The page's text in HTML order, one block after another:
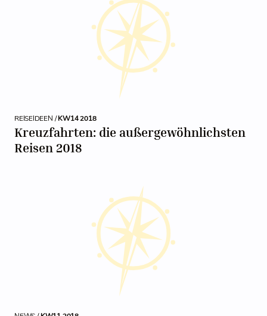
REISEIDEEN /KW14 2018
Kreuzfahrten: die außergewöhnlichsten
Reisen 2018